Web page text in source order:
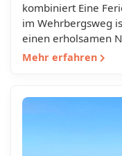
kombiniert Eine
im Wehrbergsweg
einen erholsamen
Mehr erfahren